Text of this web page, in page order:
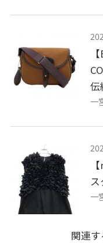
伝
一
一
関連